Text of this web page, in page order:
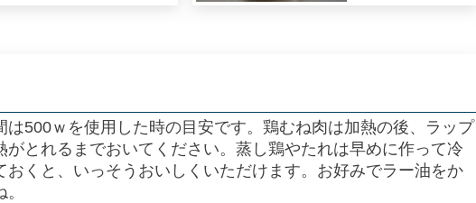
は500ｗを使用した時の目安です。鶏むね肉は加熱の後、ラップ
がとれるまでおいてください。蒸し鶏やたれは早めに作って冷
おくと、いっそうおいしくいただけます。お好みでラー油をか